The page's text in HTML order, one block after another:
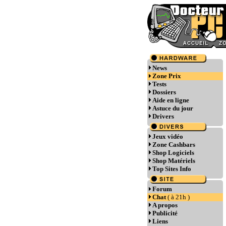
News
Zone Prix
Tests
Dossiers
Aide en ligne
Astuce du jour
Drivers
Jeux vidéo
Zone Cashbars
Shop Logiciels
Shop Matériels
Top Sites Info
Forum
Chat( à 21h )
A propos
Publicité
Liens